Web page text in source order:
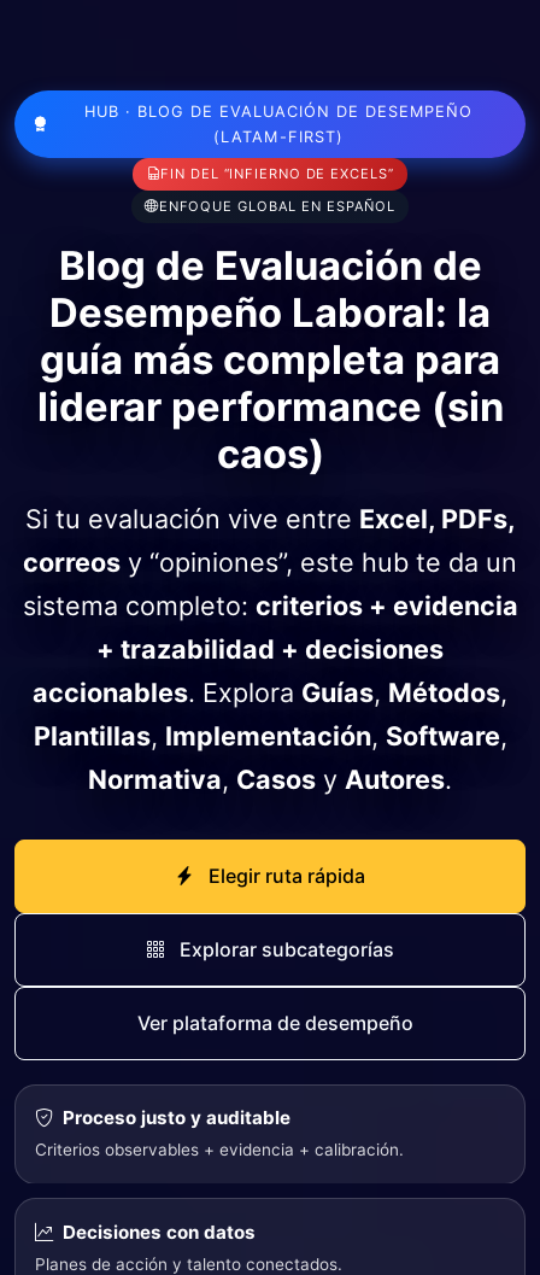
HUB · BLOG DE EVALUACIÓN DE DESEMPEÑO
(LATAM-FIRST)
FIN DEL “INFIERNO DE EXCELS”
ENFOQUE GLOBAL EN ESPAÑOL
Blog de Evaluación de
Desempeño Laboral: la
guía más completa para
liderar performance (sin
caos)
Si tu evaluación vive entre Excel, PDFs,
correos y “opiniones”, este hub te da un
sistema completo: criterios + evidencia
+ trazabilidad + decisiones
accionables. Explora Guías, Métodos,
Plantillas, Implementación, Software,
Normativa, Casos y Autores.
Elegir ruta rápida
Explorar subcategorías
Ver plataforma de desempeño
Proceso justo y auditable
Criterios observables + evidencia + calibración.
Decisiones con datos
Planes de acción y talento conectados.